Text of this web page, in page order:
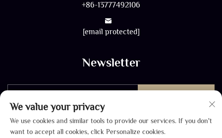
+86-13777492106
[email protected]
Newsletter
We value your privacy
We use cookies and similar tools to provide our services. If you don't
want to accept all cookies, click Personalize cookies.